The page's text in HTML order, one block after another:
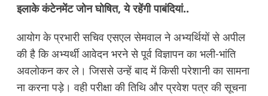
इलाके कंटेनमेंट जोन घोषित, ये रहेंगी पाबंदियां..
आयोग के प्रभारी सचिव एसएल सेमवाल ने अभ्यर्थियों से अपील
की है कि अभ्यर्थी आवेदन भरने से पूर्व विज्ञापन का भली-भांति
अवलोकन कर ले। जिससे उन्हें बाद में किसी परेशानी का सामना
ना करना पड़े। वही परीक्षा की तिथि और प्रवेश पत्र की सूचना